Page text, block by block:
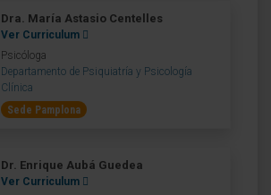
Dra. María Astasio Centelles
Ver Curriculum
Psicóloga
Departamento de Psiquiatría y Psicología
Clínica
Sede Pamplona
Dr. Enrique Aubá Guedea
Ver Curriculum